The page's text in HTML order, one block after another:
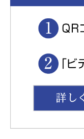
個人情報およ
お問い合わせ
総合探偵社ト
東京都公安委員